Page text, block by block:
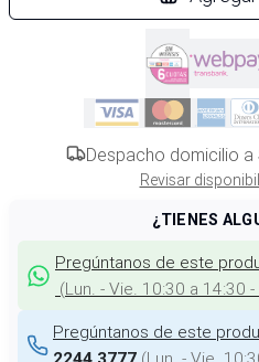
Despacho domicilio a
Revisar
¿TIENES
Pregúntanos de este
(Lun. - Vie. 10:30 a 14:30
Pregúntanos de este
(Lun. - Vie.